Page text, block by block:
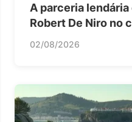
A parceria
Robert De Niro no
02/08/2026